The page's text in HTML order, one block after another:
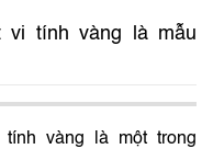
vi tính vàng là mẫu
tính vàng là một trong